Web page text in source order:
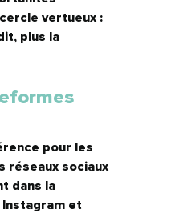
vertueux :
plus la
pour les
réseaux sociaux
dans la
et